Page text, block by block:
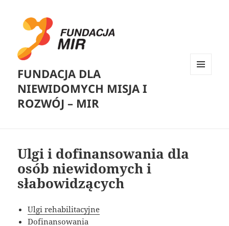
FUNDACJA DLA
NIEWIDOMYCH MISJA I
ROZWÓJ – MIR
Ulgi i dofinansowania dla
osób niewidomych i
słabowidzących
Ulgi rehabilitacyjne
Dofinansowania